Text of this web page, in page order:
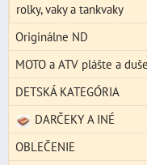
rolky, vaky a tankvaky
Originálne ND
MOTO a ATV plášte a duše
DETSKÁ KATEGÓRIA
DARČEKY A INÉ
OBLEČENIE